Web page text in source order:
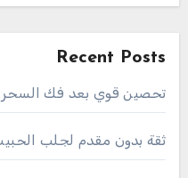
Recent Posts
تحصين قوي بعد فك السحر:
ثقة بدون مقدم لجلب